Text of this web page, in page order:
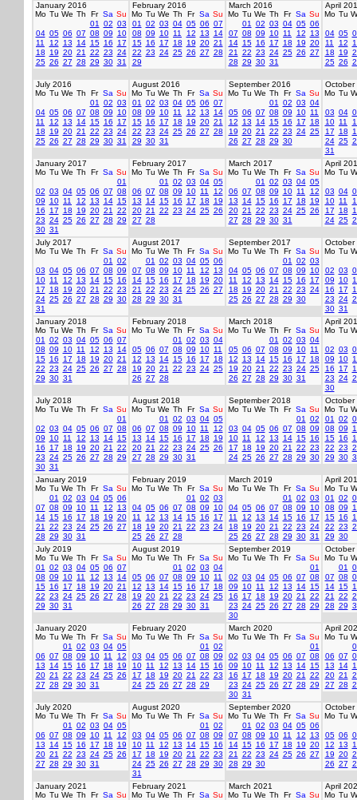
January 2016
Mo Tu We Th Fr Sa Su
01
02 03
04 05 06 07 08 09
10
11
12 13 14 15 16
17
18
19 20 21 22 23 24
25 26 27 28 29 30 31
February 2016
Mo Tu We Th Fr Sa Su
01
02 03 04 05 06 07
08 09 10 11 12 13
14
15 16 17 18 19 20 21
22 23 24 25 26 27 28
29
March 2016
Mo Tu We Th Fr Sa Su
01
02 03 04 05 06
07 08 09 10 11 12
13
14 15 16 17 18 19 20
21
22 23 24 25 26 27
28 29 30 31
April
Mo Tu
04 05
11
12
18
19
25 26
July 2016
Mo Tu We Th Fr Sa Su
01
02 03
04 05 06 07 08 09
10
11
12 13 14 15 16
17
18
19 20 21 22 23 24
25 26 27 28 29 30 31
August 2016
Mo Tu We Th Fr Sa Su
01
02 03 04 05 06 07
08 09 10 11 12 13
14
15 16 17 18 19 20 21
22 23 24 25 26 27 28
29 30 31
September 2016
Mo Tu We Th Fr Sa Su
01
02 03 04
05 06 07 08 09 10 11
12
13 14 15 16 17
18
19 20 21 22 23 24 25
26 27 28 29 30
October
Mo Tu
03 04
10 11
17
18
24 25
31
January 2017
Mo Tu We Th Fr Sa Su
01
02 03 04 05 06 07 08
09
10 11 12 13 14 15
16
17 18 19 20 21
22
23 24 25 26 27 28 29
30 31
February 2017
Mo Tu We Th Fr Sa Su
01
02 03 04 05
06 07 08 09 10 11
12
13
14 15 16 17 18
19
20 21 22 23 24 25 26
27 28
March 2017
Mo Tu We Th Fr Sa Su
01
02 03 04 05
06 07 08 09 10 11
12
13
14 15 16 17 18
19
20 21 22 23 24 25 26
27 28 29 30 31
April
Mo Tu
03 04
10 11
17
18
24 25
July 2017
Mo Tu We Th Fr Sa Su
01
02
03 04 05 06 07 08 09
10 11 12 13 14 15 16
17
18 19 20 21 22 23
24 25 26 27 28 29 30
31
August 2017
Mo Tu We Th Fr Sa Su
01
02 03 04 05 06
07 08 09 10 11 12
13
14 15 16 17 18 19 20
21
22 23 24 25 26 27
28 29 30 31
September 2017
Mo Tu We Th Fr Sa Su
01
02 03
04 05 06 07 08 09
10
11
12 13 14 15 16
17
18
19 20 21 22 23 24
25 26 27 28 29 30
October
Mo Tu
02 03
09
10
16
17
23 24
30 31
January 2018
Mo Tu We Th Fr Sa Su
01
02 03 04 05 06 07
08 09 10 11 12 13
14
15 16 17 18 19 20 21
22 23 24 25 26 27 28
29 30 31
February 2018
Mo Tu We Th Fr Sa Su
01
02 03 04
05 06 07 08 09 10 11
12
13 14 15 16 17
18
19 20 21 22 23 24 25
26 27 28
March 2018
Mo Tu We Th Fr Sa Su
01
02 03 04
05 06 07 08 09 10 11
12
13 14 15 16 17
18
19 20 21 22 23 24 25
26 27 28 29 30 31
April
Mo Tu
02 03
09
10
16
17
23 24
30
July 2018
Mo Tu We Th Fr Sa Su
01
02 03 04 05 06 07 08
09
10 11 12 13 14 15
16
17 18 19 20 21
22
23 24 25 26 27 28 29
30 31
August 2018
Mo Tu We Th Fr Sa Su
01
02 03 04 05
06 07 08 09 10 11
12
13
14 15 16 17 18
19
20 21 22 23 24 25 26
27 28 29 30 31
September 2018
Mo Tu We Th Fr Sa Su
01
02
03 04 05 06 07 08 09
10 11 12 13 14 15 16
17
18 19 20 21 22 23
24 25 26 27 28 29 30
October
Mo Tu
01
02
08 09
15 16
22 23
29 30
January 2019
Mo Tu We Th Fr Sa Su
01
02 03 04 05 06
07 08 09 10 11 12
13
14 15 16 17 18 19 20
21
22 23 24 25 26 27
28 29 30 31
February 2019
Mo Tu We Th Fr Sa Su
01
02 03
04 05 06 07 08 09
10
11
12 13 14 15 16
17
18
19 20 21 22 23 24
25 26 27 28
March 2019
Mo Tu We Th Fr Sa Su
01
02 03
04 05 06 07 08 09
10
11
12 13 14 15 16
17
18
19 20 21 22 23 24
25 26 27 28 29 30 31
April
Mo Tu
01
02
08 09
15 16
22 23
29 30
July 2019
Mo Tu We Th Fr Sa Su
01
02 03 04 05 06 07
08 09 10 11 12 13
14
15 16 17 18 19 20 21
22 23 24 25 26 27 28
29 30 31
August 2019
Mo Tu We Th Fr Sa Su
01
02 03 04
05 06 07 08 09 10 11
12
13 14 15 16 17
18
19 20 21 22 23 24 25
26 27 28 29 30 31
September 2019
Mo Tu We Th Fr Sa Su
01
02 03 04 05 06 07 08
09
10 11 12 13 14 15
16
17 18 19 20 21
22
23 24 25 26 27 28 29
30
October
Mo Tu
01
07 08
14 15
21
22
28 29
January 2020
Mo Tu We Th Fr Sa Su
01
02 03 04 05
06 07 08 09 10 11
12
13
14 15 16 17 18
19
20 21 22 23 24 25 26
27 28 29 30 31
February 2020
Mo Tu We Th Fr Sa Su
01
02
03 04 05 06 07 08 09
10 11 12 13 14 15 16
17
18 19 20 21 22 23
24 25 26 27 28 29
March 2020
Mo Tu We Th Fr Sa Su
01
02 03 04 05 06 07 08
09
10 11 12 13 14 15
16
17 18 19 20 21
22
23 24 25 26 27 28 29
30 31
April
Mo Tu
06 07
13
14
20 21
27 28
July 2020
Mo Tu We Th Fr Sa Su
01
02 03 04 05
06 07 08 09 10 11
12
13
14 15 16 17 18
19
20 21 22 23 24 25 26
27 28 29 30 31
August 2020
Mo Tu We Th Fr Sa Su
01
02
03 04 05 06 07 08 09
10 11 12 13 14 15 16
17
18 19 20 21 22 23
24 25 26 27 28 29 30
31
September 2020
Mo Tu We Th Fr Sa Su
01
02 03 04 05 06
07 08 09 10 11 12
13
14 15 16 17 18 19 20
21
22 23 24 25 26 27
28 29 30
October
Mo Tu
05 06
12
13
19 20
26 27
January 2021
Mo Tu We Th Fr Sa Su
February 2021
Mo Tu We Th Fr Sa Su
March 2021
Mo Tu We Th Fr Sa Su
April
Mo Tu